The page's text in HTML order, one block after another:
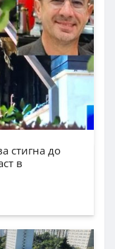
стигна до
в